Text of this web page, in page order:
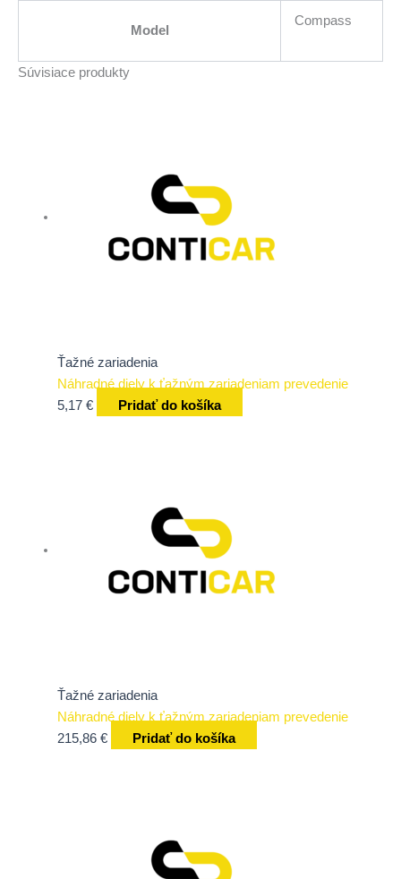
Model
Compass
Súvisiace produkty
Ťažné zariadenia
Náhradné diely k ťažným zariadeniam prevedenie
5,17 € Pridať do košíka
Ťažné zariadenia
Náhradné diely k ťažným zariadeniam prevedenie
215,86 € Pridať do košíka